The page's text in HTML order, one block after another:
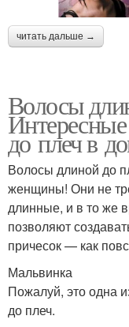
читать дальше →
Волосы
до плеч в
Волосы длиной до
женщины! Они не
длинные, и в то же
позволяют
причесок — как
Мальвинка
Пожалуй, это одна
до плеч.